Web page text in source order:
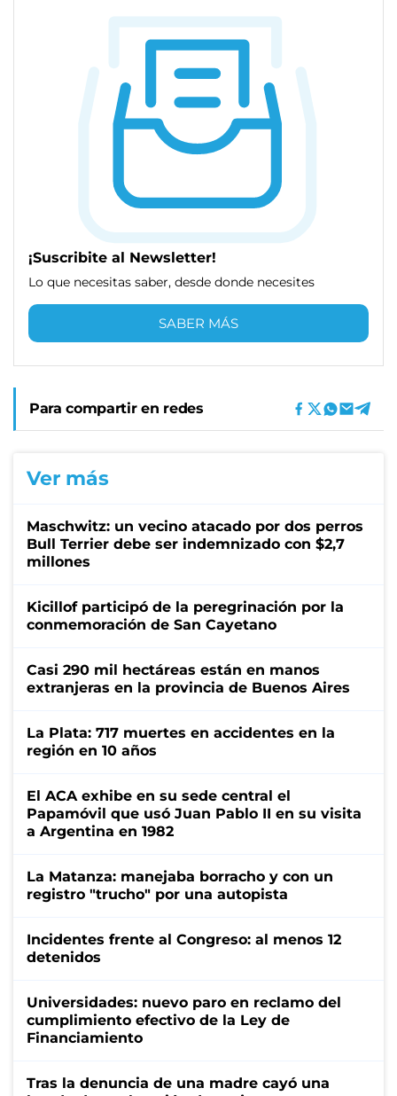
¡Suscribite al Newsletter!
Lo que necesitas saber, desde donde necesites
SABER MÁS
Para compartir en redes
Ver más
Maschwitz: un vecino atacado por dos perros
Bull Terrier debe ser indemnizado con $2,7
millones
Kicillof participó de la peregrinación por la
conmemoración de San Cayetano
Casi 290 mil hectáreas están en manos
extranjeras en la provincia de Buenos Aires
La Plata: 717 muertes en accidentes en la
región en 10 años
El ACA exhibe en su sede central el
Papamóvil que usó Juan Pablo II en su visita
a Argentina en 1982
La Matanza: manejaba borracho y con un
registro "trucho" por una autopista
Incidentes frente al Congreso: al menos 12
detenidos
Universidades: nuevo paro en reclamo del
cumplimiento efectivo de la Ley de
Financiamiento
Tras la denuncia de una madre cayó una